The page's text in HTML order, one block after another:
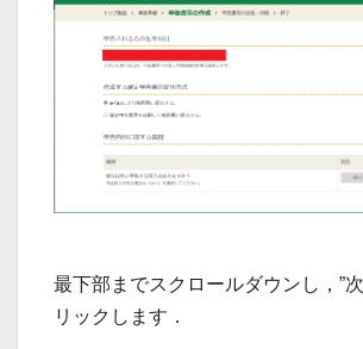
最下部までスクロールダウンし，”
リックします．